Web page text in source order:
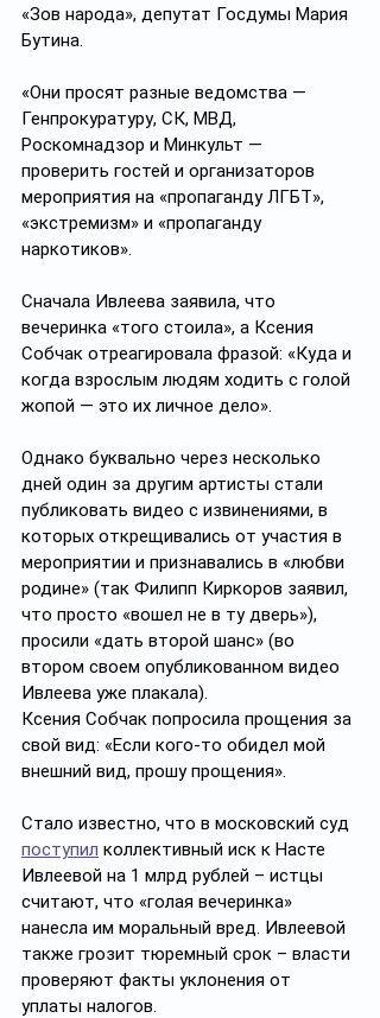
«Зов народа», депутат Госдумы Мария
Бутина.
«Они просят разные ведомства —
Генпрокуратуру, СК, МВД,
Роскомнадзор и Минкульт —
проверить гостей и организаторов
мероприятия на «пропаганду ЛГБТ»,
«экстремизм» и «пропаганду
наркотиков».
Сначала Ивлеева заявила, что
вечеринка «того стоила», а Ксения
Собчак отреагировала фразой: «Куда и
когда взрослым людям ходить с голой
жопой — это их личное дело».
Однако буквально через несколько
дней один за другим артисты стали
публиковать видео с извинениями, в
которых открещивались от участия в
мероприятии и признавались в «любви
родине» (так Филипп Киркоров заявил,
что просто «вошел не в ту дверь»),
просили «дать второй шанс» (во
втором своем опубликованном видео
Ивлеева уже плакала).
Ксения Собчак попросила прощения за
свой вид: «Если кого-то обидел мой
внешний вид, прошу прощения».
Стало известно, что в московский суд
поступил коллективный иск к Насте
Ивлеевой на 1 млрд рублей – истцы
считают, что «голая вечеринка»
нанесла им моральный вред. Ивлеевой
также грозит тюремный срок – власти
проверяют факты уклонения от
уплаты налогов.